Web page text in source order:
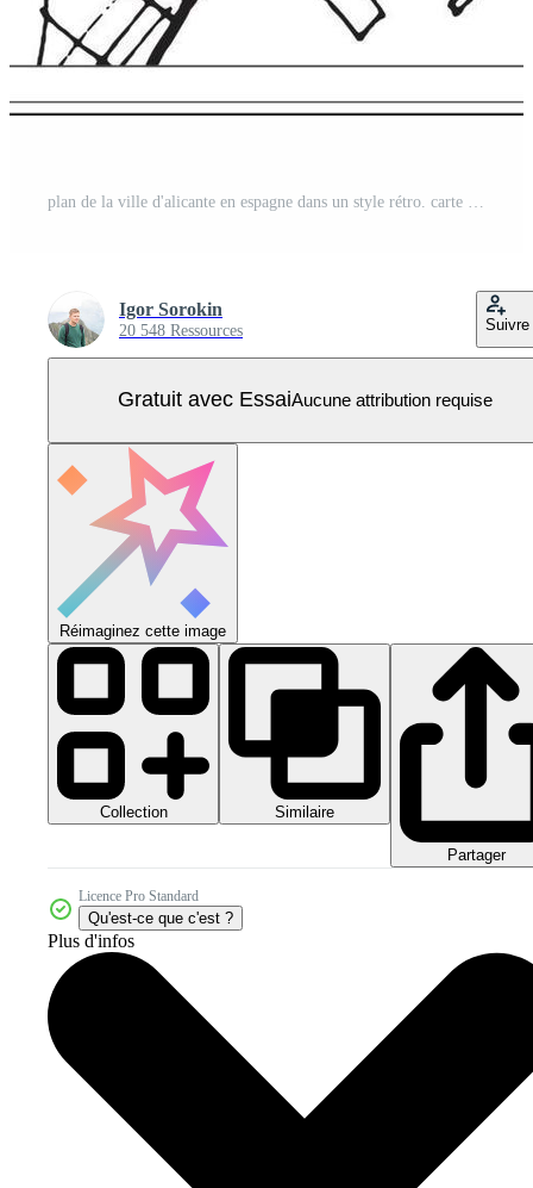
Igor Sorokin
20 548 Ressources Suivre
Gratuit avec EssaiAucune attribution requise
Réimaginez cette image
Collection Similaire
Partager
Licence Pro Standard
Qu'est-ce que c'est ?
Plus d'infos